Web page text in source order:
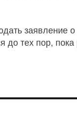
заявление о
до тех пор, пока